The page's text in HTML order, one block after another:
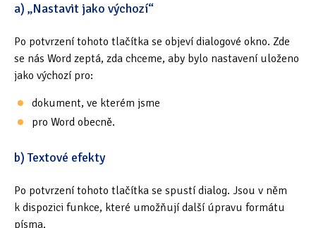
a) „Nastavit jako výchozí“
Po potvrzení tohoto tlačítka se objeví dialogové okno. Zde
se nás Word zeptá, zda chceme, aby bylo nastavení uloženo
jako výchozí pro:
dokument, ve kterém jsme
pro Word obecně.
b) Textové efekty
Po potvrzení tohoto tlačítka se spustí dialog. Jsou v něm
k dispozici funkce, které umožňují další úpravu formátu
písma.